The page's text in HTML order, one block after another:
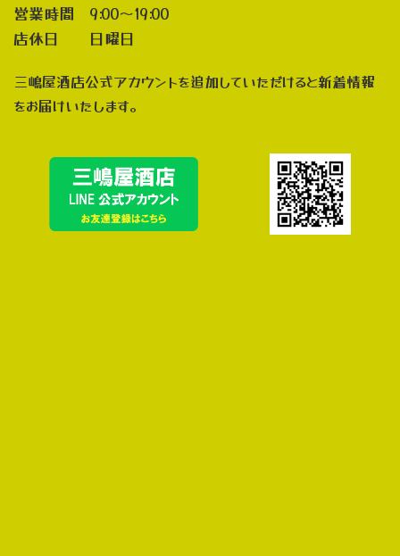
営業時間 9:00～19:00
店休日 日曜日
三嶋屋酒店公式アカウントを追加していただけると新着情報
をお届けいたします。